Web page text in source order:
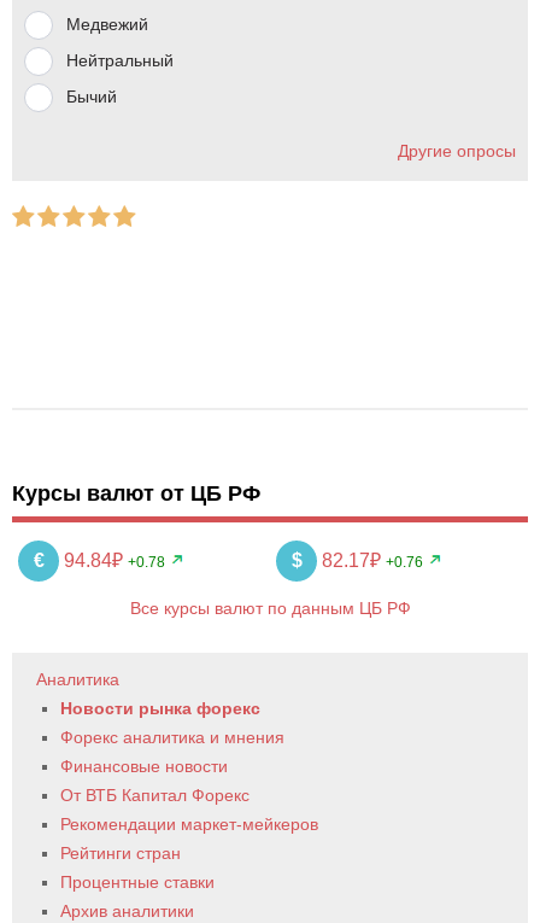
Медвежий
Нейтральный
Бычий
Другие опросы
Курсы валют от ЦБ РФ
€ 94.84₽ +0.78 $ 82.17₽ +0.76
Все курсы валют по данным ЦБ РФ
Аналитика
Новости рынка форекс
Форекс аналитика и мнения
Финансовые новости
От ВТБ Капитал Форекс
Рекомендации маркет-мейкеров
Рейтинги стран
Процентные ставки
Архив аналитики